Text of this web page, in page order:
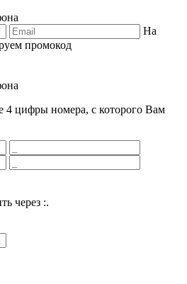
На
промокод
4 цифры номера, с которого Вам
через :.